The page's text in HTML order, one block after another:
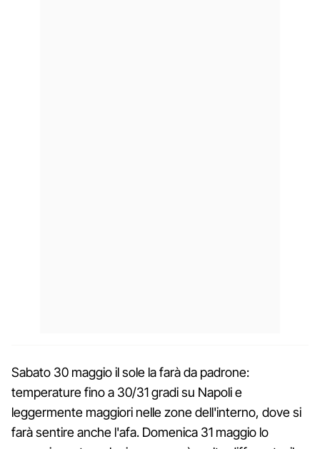
Sabato 30 maggio il sole la farà da padrone:
temperature fino a 30/31 gradi su Napoli e
leggermente maggiori nelle zone dell'interno, dove si
farà sentire anche l'afa. Domenica 31 maggio lo